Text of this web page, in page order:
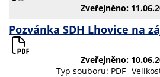
Zveřejněno:
Pozvánka SDH Lhovice na
Zveřejněno:
Typ souboru: PDF